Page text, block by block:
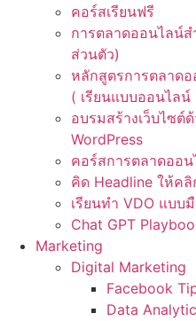
คอร์สเรียนฟรี
การตลาดออนไลน์
ส่วนตัว)
หลักสูตรการตลาด
( เรียนแบบออนไลน์
อบรมสร้างเว็บไซต์
WordPress
คอร์สการตลาดออ
คิด Headline ให้ค
เรียนทำ VDO แบบ
Chat GPT
Marketing
Digital Marketing
Facebook
Data